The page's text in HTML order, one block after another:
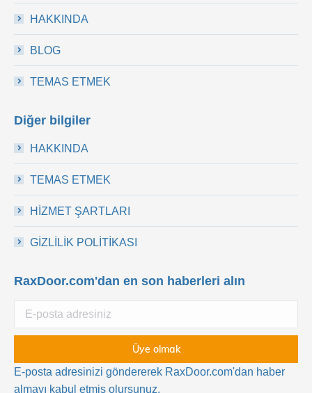
HAKKINDA
BLOG
TEMAS ETMEK
Diğer bilgiler
HAKKINDA
TEMAS ETMEK
HİZMET ŞARTLARI
GİZLİLİK POLİTİKASI
RaxDoor.com'dan en son haberleri alın
E-posta adresinizi göndererek RaxDoor.com'dan haber
almayı kabul etmiş olursunuz.